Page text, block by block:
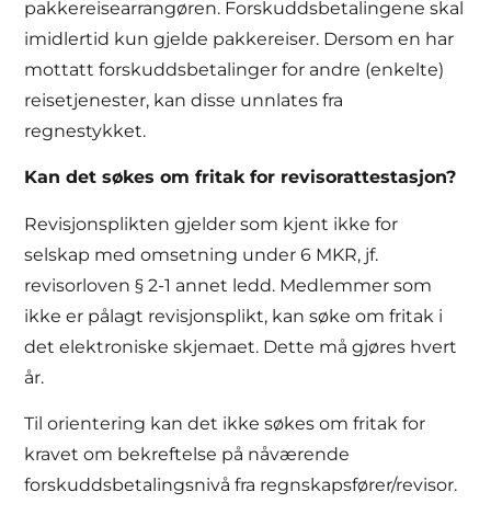
pakkereisearrangøren. Forskuddsbetalingene skal
imidlertid kun gjelde pakkereiser. Dersom en har
mottatt forskuddsbetalinger for andre (enkelte)
reisetjenester, kan disse unnlates fra
regnestykket.
Kan det søkes om fritak for revisorattestasjon?
Revisjonsplikten gjelder som kjent ikke for
selskap med omsetning under 6 MKR, jf.
revisorloven § 2-1 annet ledd. Medlemmer som
ikke er pålagt revisjonsplikt, kan søke om fritak i
det elektroniske skjemaet. Dette må gjøres hvert
år.
Til orientering kan det ikke søkes om fritak for
kravet om bekreftelse på nåværende
forskuddsbetalingsnivå fra regnskapsfører/revisor.